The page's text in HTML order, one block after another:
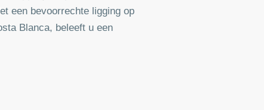
een bevoorrechte ligging op
Blanca, beleeft u een